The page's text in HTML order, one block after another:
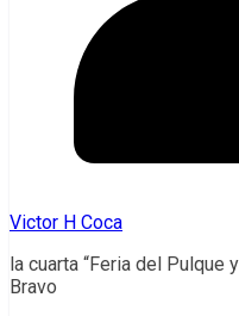
Victor H Coca
la cuarta “Feria del Pulque
Bravo